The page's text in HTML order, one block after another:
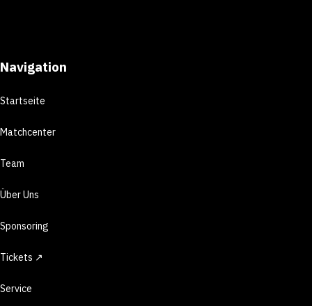
Navigation
Startseite
Matchcenter
Team
Über Uns
Sponsoring
Tickets ↗
Service